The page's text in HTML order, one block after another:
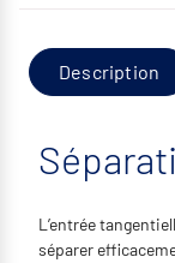
Description
L’entrée
séparer